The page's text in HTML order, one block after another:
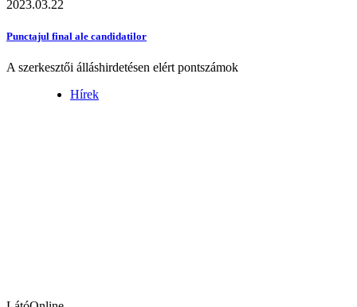
2023.03.22
Punctajul final ale candidatilor
A szerkesztői álláshirdetésen elért pontszámok
Hírek